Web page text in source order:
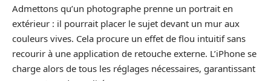
Admettons qu’un photographe prenne un portrait en
extérieur : il pourrait placer le sujet devant un mur aux
couleurs vives. Cela procure un effet de flou intuitif sans
recourir à une application de retouche externe. L’iPhone se
charge alors de tous les réglages nécessaires, garantissant